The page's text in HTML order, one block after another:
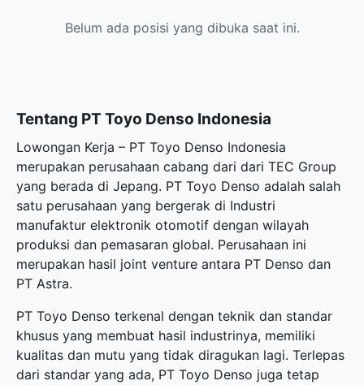
Belum ada posisi yang dibuka saat ini.
Tentang PT Toyo Denso Indonesia
Lowongan Kerja – PT Toyo Denso Indonesia
merupakan perusahaan cabang dari dari TEC Group
yang berada di Jepang. PT Toyo Denso adalah salah
satu perusahaan yang bergerak di Industri
manufaktur elektronik otomotif dengan wilayah
produksi dan pemasaran global. Perusahaan ini
merupakan hasil joint venture antara PT Denso dan
PT Astra.
PT Toyo Denso terkenal dengan teknik dan standar
khusus yang membuat hasil industrinya, memiliki
kualitas dan mutu yang tidak diragukan lagi. Terlepas
dari standar yang ada, PT Toyo Denso juga tetap